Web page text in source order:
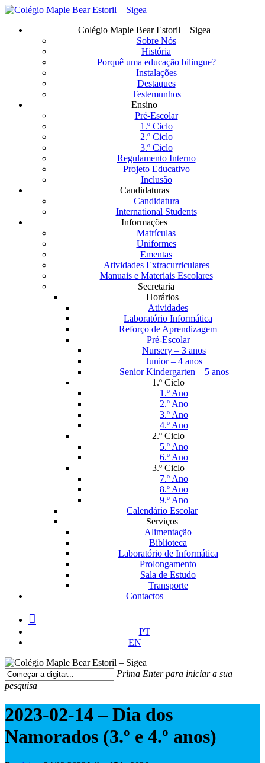
Saltar
Menu
Colégio Maple Bear Estoril – Sigea
Sobre Nós
História
Porquê uma educação bilingue?
Instalações
Destaques
Testemunhos
Ensino
Pré-Escolar
1.º Ciclo
2.º Ciclo
3.º Ciclo
Regulamento Interno
Projeto Educativo
Inclusão
Candidaturas
Candidatura
International Students
Informações
Matrículas
Uniformes
Ementas
Atividades Extracurriculares
Manuais e Materiais Escolares
Secretaria
Horários
Atividades
Laboratório Informática
Reforço de Aprendizagem
Pré-Escolar
Nursery – 3 anos
Junior – 4 anos
Senior Kindergarten – 5 anos
1.º Ciclo
1.º Ano
2.º Ano
3.º Ano
4.º Ano
2.º Ciclo
5.º Ano
6.º Ano
3.º Ciclo
7.º Ano
8.º Ano
9.º Ano
Calendário Escolar
Serviços
Alimentação
Biblioteca
Laboratório de Informática
Prolongamento
Sala de Estudo
Transporte
Contactos
facebook
instagram
medium
PT
EN
Prima Enter para iniciar a sua
pesquisa
Pesquisa
2023-02-14 – Dia dos
Namorados (3.º e 4.º anos)